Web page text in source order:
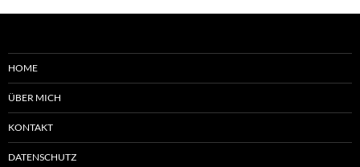
HOME
ÜBER MICH
KONTAKT
DATENSCHUTZ